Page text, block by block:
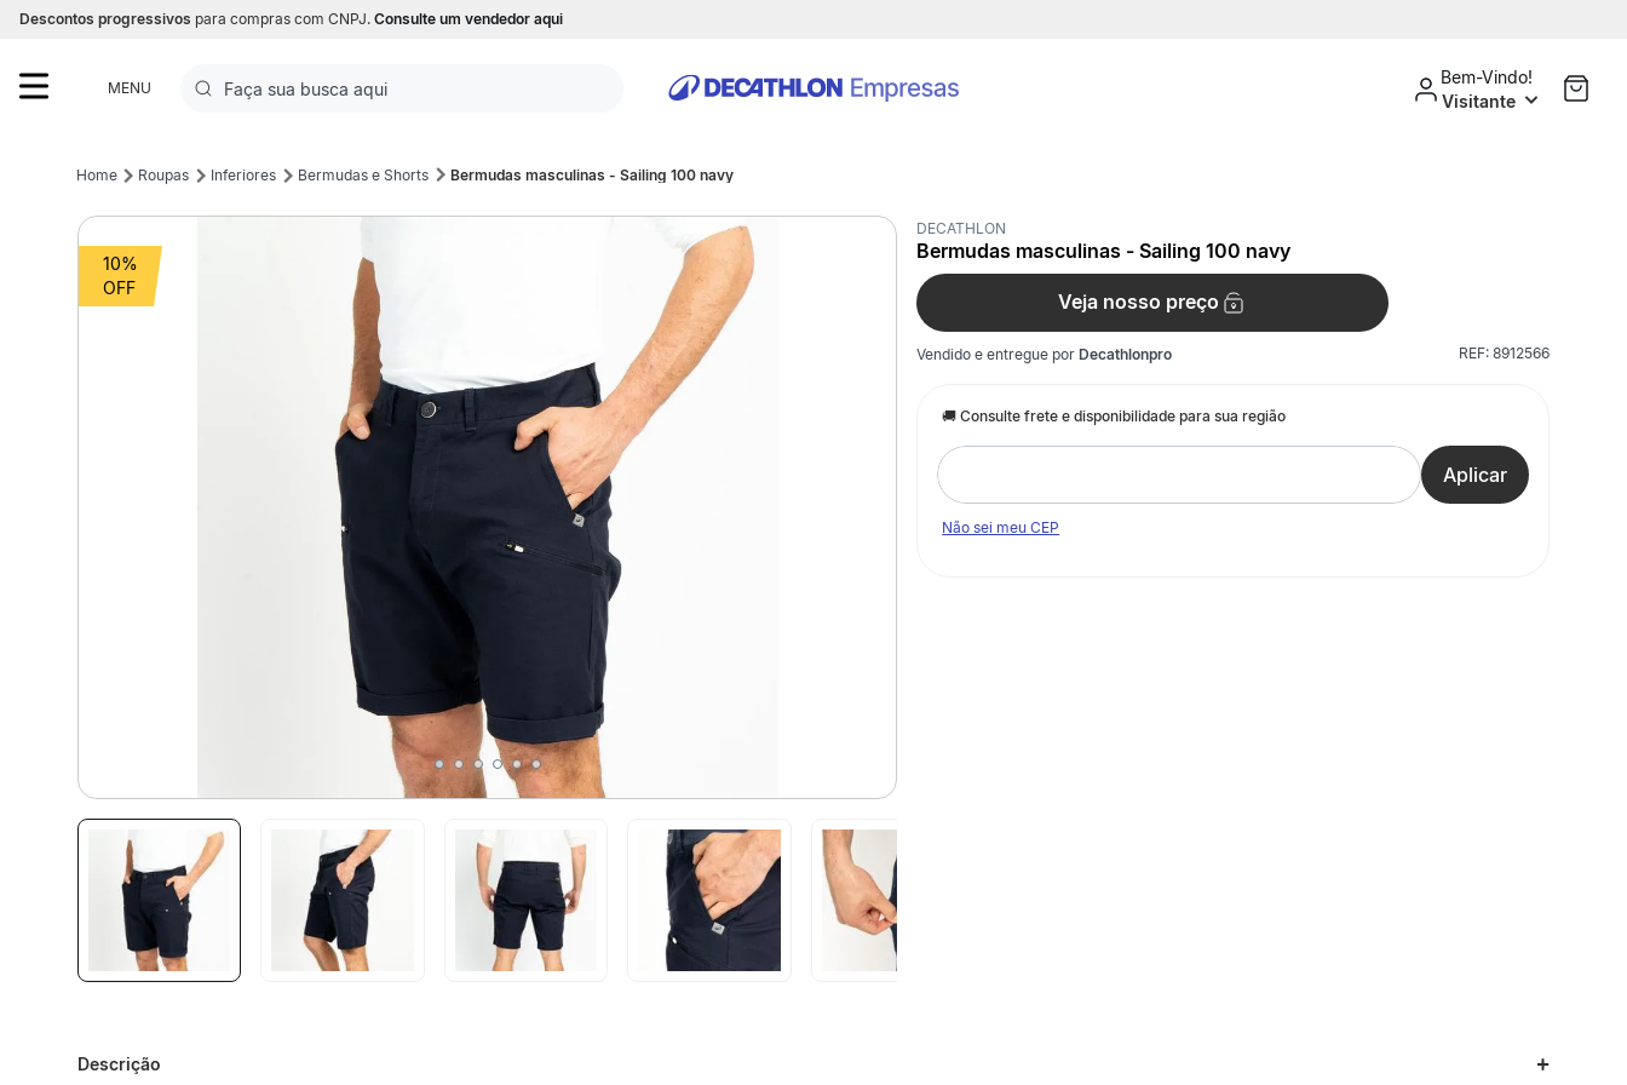
Descontos progressivos para compras com CNPJ. Consulte um vendedor aqui
MENU
Faça sua busca aqui
1ºFutebol
Futebol Campo
Bem-Vindo!
Visitante
Roupas Inferiores Bermudas e Shorts Bermudas masculinas - Sailing 100 navy
10%
DECATHLON
Bermudas masculinas - Sailing 100 navy
Veja nosso preço
Vendido e entregue porDecathlonpro REF: 8912566
Não sei meu CEP
Descrição